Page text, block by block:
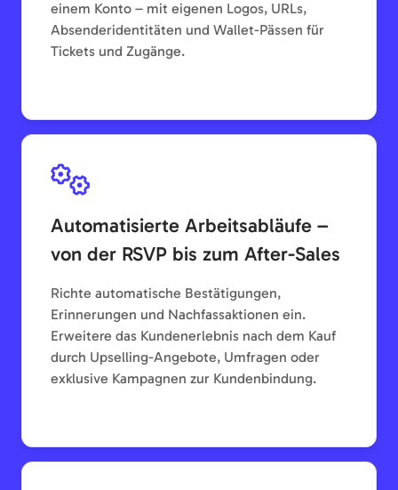
einem Konto – mit eigenen Logos, URLs,
Absenderidentitäten und Wallet-Pässen für
Tickets und Zugänge.
Automatisierte Arbeitsabläufe –
von der RSVP bis zum After-Sales
Richte automatische Bestätigungen,
Erinnerungen und Nachfassaktionen ein.
Erweitere das Kundenerlebnis nach dem Kauf
durch Upselling-Angebote, Umfragen oder
exklusive Kampagnen zur Kundenbindung.